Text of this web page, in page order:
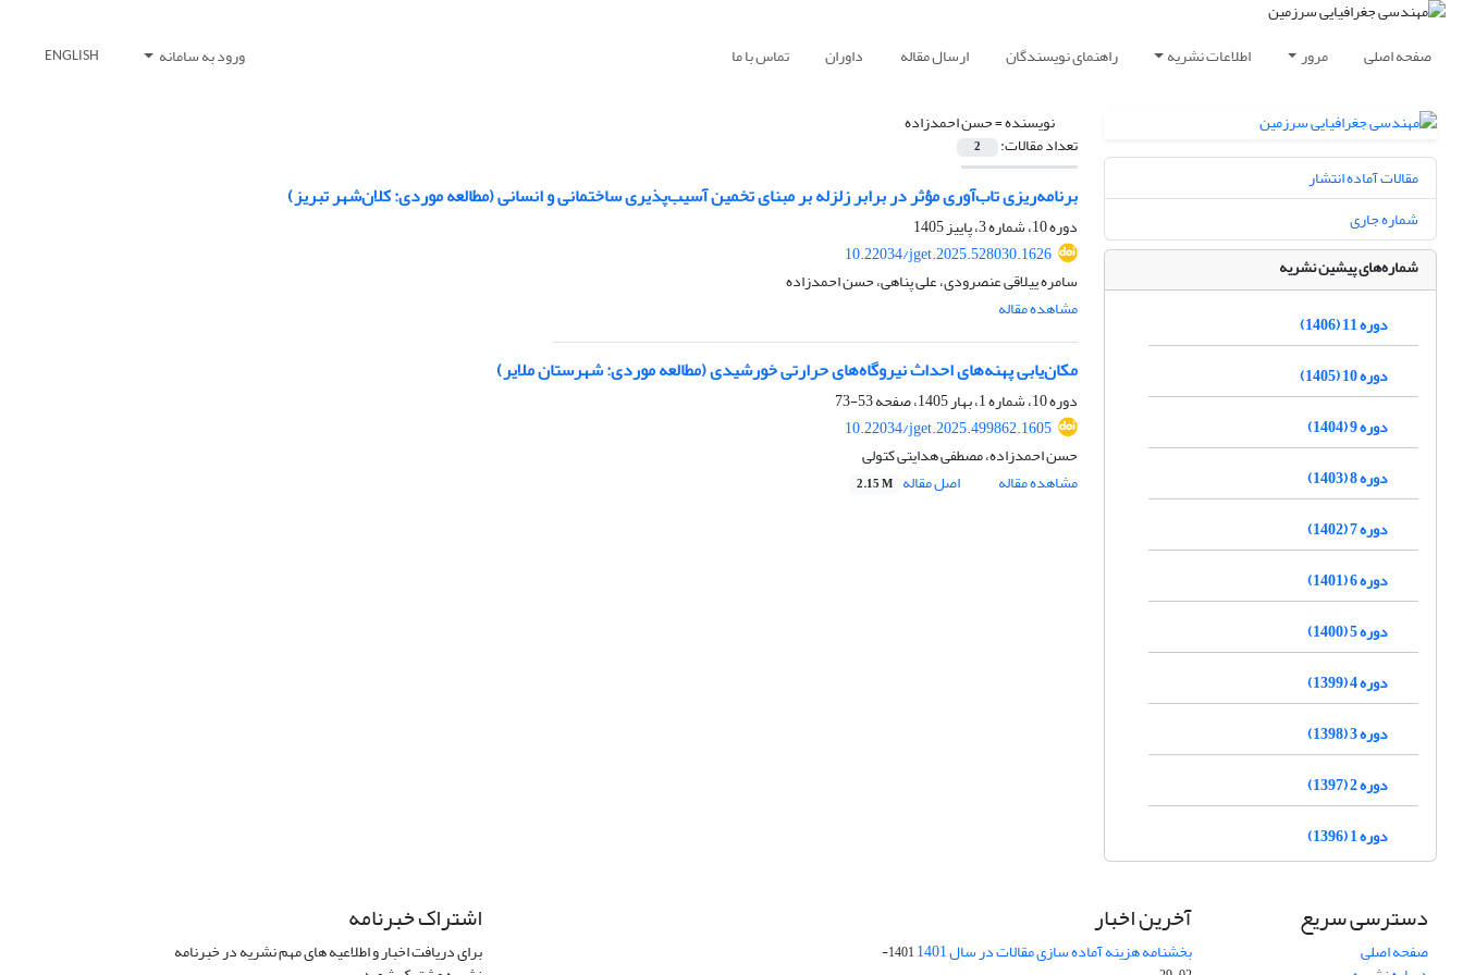
صفحه اصلی مرور اطلاعات نشریه راهنمای نویسندگان ارسال مقاله داوران تماس با ما ورود به سامانه ENGLISH
نویسنده =حسن احمدزاده
تعداد مقالات: 2
برنامه‌ریزی تاب‌آوری مؤثر در برابر زلزله بر مبنای تخمین آسیب‌پذیری ساختمانی و انسانی (مطالعه موردی: کلان‌شهر تبریز)
دوره 10، شماره 3، پاییز 1405
10.22034/jget.2025.528030.1626
سامره ییلاقی عنصرودی، علی پناهی، حسن احمدزاده
مشاهده مقاله
مکان‌یابی پهنه‌های احداث نیروگاه‌های حرارتی خورشیدی (مطالعه موردی: شهرستان ملایر)
دوره 10، شماره 1، بهار 1405، صفحه
53-73
10.22034/jget.2025.499862.1605
حسن احمدزاده، مصطفی هدایتی کتولی
مشاهده مقاله
اصل مقاله 2.15 M
مقالات آماده انتشار
شماره جاری
شماره‌های پیشین نشریه
دوره 11 (1406)
دوره 10 (1405)
دوره 9 (1404)
دوره 8 (1403)
دوره 7 (1402)
دوره 6 (1401)
دوره 5 (1400)
دوره 4 (1399)
دوره 3 (1398)
دوره 2 (1397)
دوره 1 (1396)
دسترسی سریع
صفحه اصلی
آخرین اخبار
بخشنامه هزینه آماده سازی مقالات در سال 1401
1401-
اشتراک خبرنامه
برای دریافت اخبار و اطلاعیه های مهم نشریه در خبرنامه